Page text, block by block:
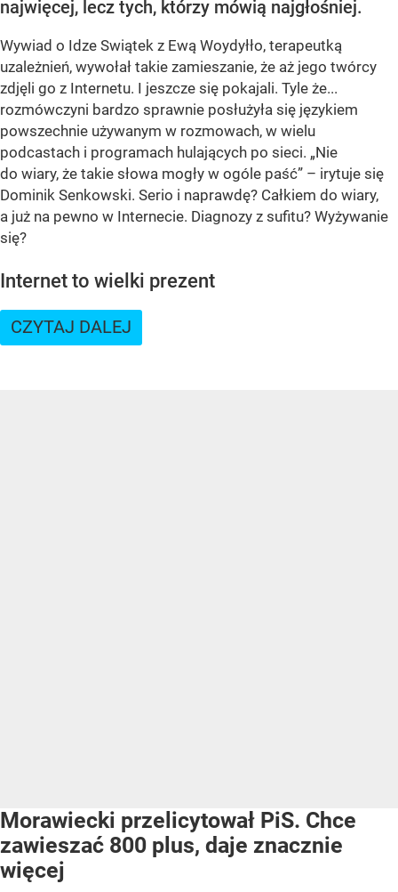
najwięcej, lecz tych, którzy mówią najgłośniej.
Wywiad o Idze Swiątek z Ewą Woydyłło, terapeutką
uzależnień, wywołał takie zamieszanie, że aż jego twórcy
zdjęli go z Internetu. I jeszcze się pokajali. Tyle że...
rozmówczyni bardzo sprawnie posłużyła się językiem
powszechnie używanym w rozmowach, w wielu
podcastach i programach hulających po sieci. „Nie
do wiary, że takie słowa mogły w ogóle paść” – irytuje się
Dominik Senkowski. Serio i naprawdę? Całkiem do wiary,
a już na pewno w Internecie. Diagnozy z sufitu? Wyżywanie
się?
Internet to wielki prezent
CZYTAJ DALEJ
Morawiecki przelicytował PiS. Chce
zawieszać 800 plus, daje znacznie
więcej